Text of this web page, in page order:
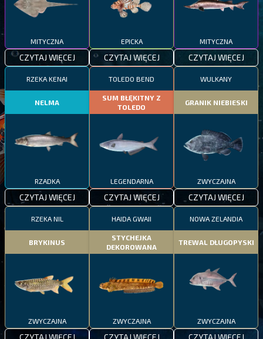
MITYCZNA
CZYTAJ WIĘCEJ
EPICKA
CZYTAJ WIĘCEJ
MITYCZNA
CZYTAJ WIĘCEJ
RZEKA KENAI
NELMA
RZADKA
CZYTAJ WIĘCEJ
TOLEDO BEND
SUM BŁĘKITNY Z
TOLEDO
LEGENDARNA
CZYTAJ WIĘCEJ
WULKANY
GRANIK NIEBIESKI
ZWYCZAJNA
CZYTAJ WIĘCEJ
RZEKA NIL
BRYKINUS
ZWYCZAJNA
CZYTAJ WIĘCEJ
HAIDA GWAII
STYCHEJKA
DEKOROWANA
ZWYCZAJNA
CZYTAJ WIĘCEJ
NOWA ZELANDIA
TREWAL DŁUGOPYSKI
ZWYCZAJNA
CZYTAJ WIĘCEJ